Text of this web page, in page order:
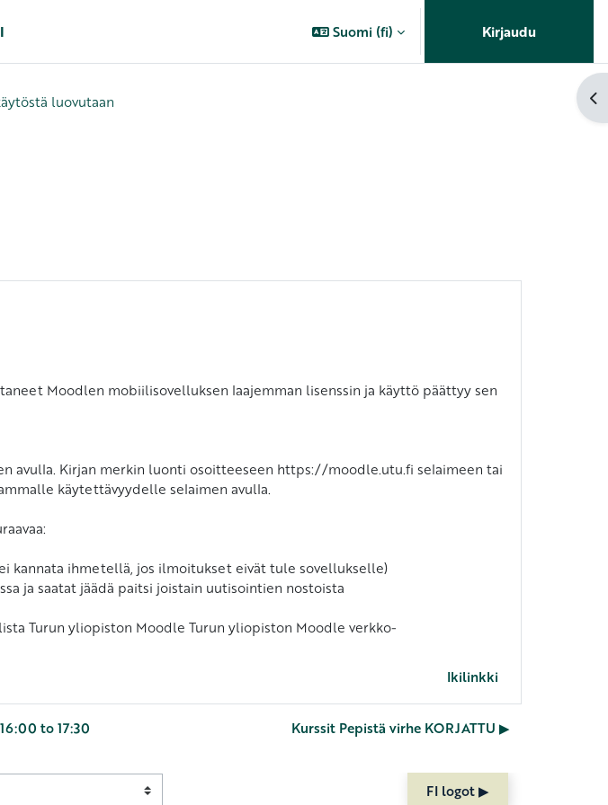
Suomi ‎(fi)‎ Kirjaudu
luovutaan
Moodlen mobiilisovelluksen laajemman lisenssin ja käyttö päättyy sen
avulla. Kirjan merkin luonti osoitteeseen https://moodle.utu.fi selaimeen tai
käytettävyydelle selaimen avulla.
kannata ihmetellä, jos ilmoitukset eivät tule sovellukselle)
ja saatat jäädä paitsi joistain uutisointien nostoista
Turun yliopiston Moodle Turun yliopiston Moodle verkko-
Ikilinkki
to 17:30 Kurssit Pepistä virhe KORJATTU ▶︎
FI logot ▶︎